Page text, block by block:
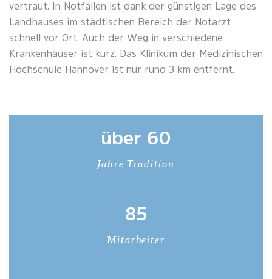
vertraut. In Notfällen ist dank der günstigen Lage des
Landhauses im städtischen Bereich der Notarzt
schnell vor Ort. Auch der Weg in verschiedene
Krankenhäuser ist kurz. Das Klinikum der Medizinischen
Hochschule Hannover ist nur rund 3 km entfernt.
über 60
Jahre Tradition
85
Mitarbeiter